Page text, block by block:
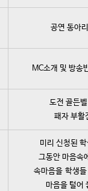
공연 동아
MC소개 및 방송
도전 골든
패자 부활
미리 신청된
그동안 마음속
속마음을 학생
마음을 털어